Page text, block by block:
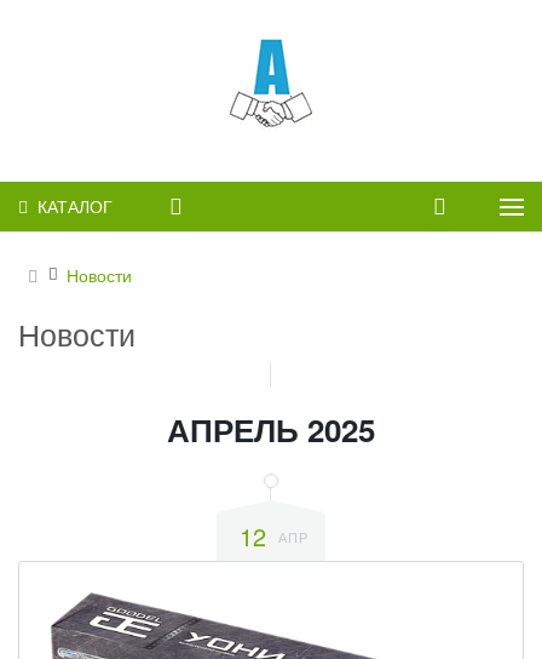
КАТАЛОГ
Новости
Новости
АПРЕЛЬ 2025
12 АПР